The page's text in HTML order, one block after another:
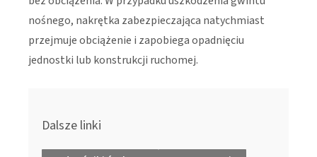
nośnego, nakrętka zabezpieczająca natychmiast
przejmuje obciążenie i zapobiega opadnięciu
jednostki lub konstrukcji ruchomej.
Dalsze linki